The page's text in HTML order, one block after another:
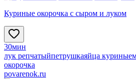
Куриные окорочка с сыром и луком
30мин
лук репчатыйпетрушкаяйца куриные
окорочка
povarenok.ru